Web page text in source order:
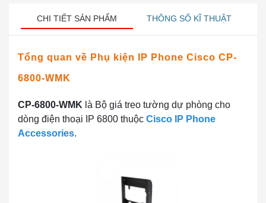
CHI TIẾT SẢN PHẨM THÔNG SỐ KĨ THUẬT
Tổng quan về Phụ kiện IP Phone Cisco CP-
6800-WMK
CP-6800-WMK là Bộ giá treo tường dự phòng cho
dòng điện thoại IP 6800 thuộc Cisco IP Phone
Accessories.